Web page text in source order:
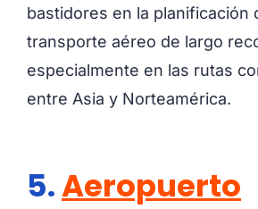
bastidores en la planificación
transporte aéreo de largo
especialmente en las rutas
entre Asia y Norteamérica.
5.Aeropuerto